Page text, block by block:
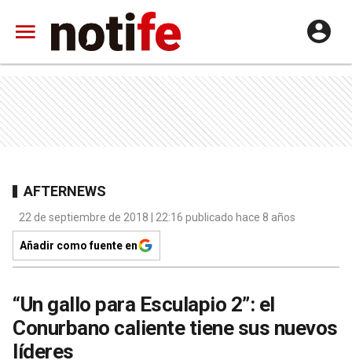
AFTERNEWS
22 de septiembre de 2018 | 22:16 publicado hace 8 años
Añadir como fuente en
“Un gallo para Esculapio 2”: el
Conurbano caliente tiene sus nuevos
líderes